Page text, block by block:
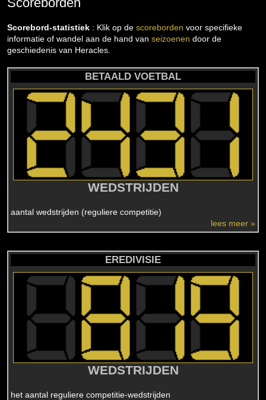
Scorebord-statistiek : Klik op de scoreborden voor specifieke
informatie of wandel aan de hand van seizoenen door de
geschiedenis van Heracles.
BETAALD VOETBAL
WEDSTRIJDEN
aantal wedstrijden (reguliere competitie)
lees meer »
EREDIVISIE
WEDSTRIJDEN
het aantal reguliere competitie-wedstrijden